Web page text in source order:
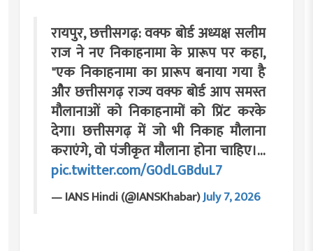
रायपुर, छत्तीसगढ़: वक्फ बोर्ड अध्यक्ष सलीम
राज ने नए निकाहनामा के प्रारूप पर कहा,
"एक निकाहनामा का प्रारूप बनाया गया है
और छत्तीसगढ़ राज्य वक्फ बोर्ड आप समस्त
मौलानाओं को निकाहनामों को प्रिंट करके
देगा। छत्तीसगढ़ में जो भी निकाह मौलाना
कराएंगे, वो पंजीकृत मौलाना होना चाहिए।…
pic.twitter.com/G0dLGBduL7
— IANS Hindi (@IANSKhabar)July 7, 2026